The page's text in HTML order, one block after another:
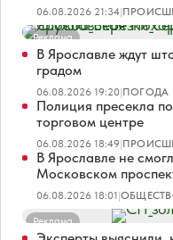
06.08.2026 21:34|
Реклама
В Ярославле ждут
градом
06.08.2026 19:20|ПОГОДА
Полиция пресекла
торговом центре
06.08.2026 18:49|
В Ярославле не
Московском
06.08.2026 18:01|
Реклама